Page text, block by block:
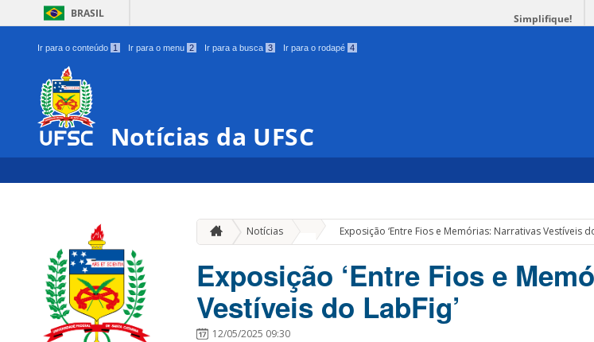
BRASIL Simplifique!
Ir para o conteúdo 1 Ir para o menu 2 Ir para a busca 3 Ir para o rodapé 4
Notícias da UFSC
Notícias Exposição ‘Entre Fios e Memórias: Narrativas Vestíveis
Exposição ‘Entre Fios e
Vestíveis do LabFig’
12/05/2025 09:30